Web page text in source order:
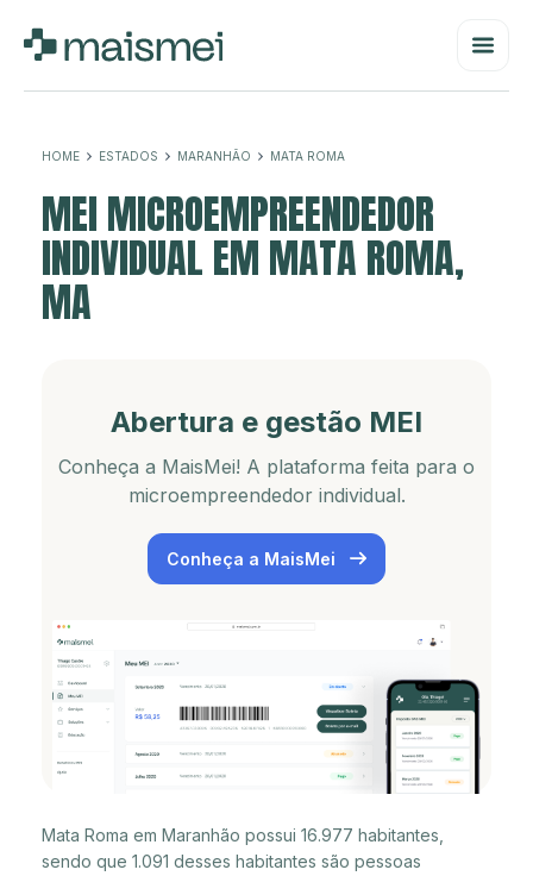
HOME ESTADOS MARANHÃO MATA ROMA
MEI MICROEMPREENDEDOR
INDIVIDUAL EM MATA ROMA,
MA
Abertura e gestão MEI
Conheça a MaisMei! A plataforma feita para o
microempreendedor individual.
Conheça a MaisMei
Mata Roma em Maranhão possui 16.977 habitantes,
sendo que 1.091 desses habitantes são pessoas